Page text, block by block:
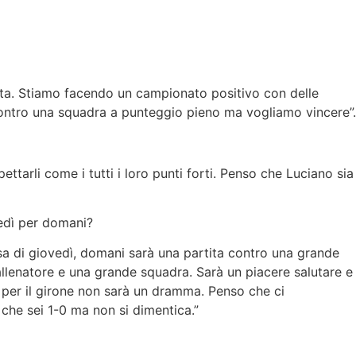
Stiamo facendo un campionato positivo con delle
una squadra a punteggio pieno ma vogliamo vincere”.
come i tutti i loro punti forti. Penso che Luciano sia
per domani?
di giovedì, domani sarà una partita contro una grande
e una grande squadra. Sarà un piacere salutare e
il girone non sarà un dramma. Penso che ci
sei 1-0 ma non si dimentica.”